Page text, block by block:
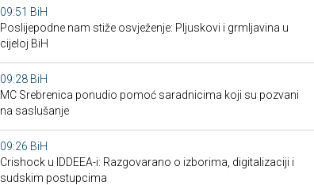
09:51 BiH
Poslijepodne nam stiže osvježenje: Pljuskovi i grmljavina u
cijeloj BiH
09:28 BiH
MC Srebrenica ponudio pomoć saradnicima koji su pozvani
na saslušanje
09:26 BiH
Crishock u IDDEEA-i: Razgovarano o izborima, digitalizaciji i
sudskim postupcima